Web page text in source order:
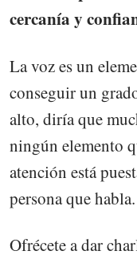
cercanía y
La voz es un
conseguir un
alto, diría que
ningún elemento
atención está
persona que habla.
Ofrécete a dar